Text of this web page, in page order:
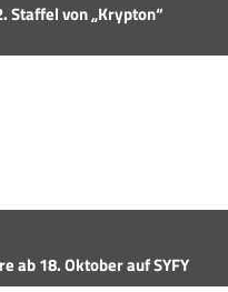
Staffel von „Krypton“
ab 18. Oktober auf SYFY